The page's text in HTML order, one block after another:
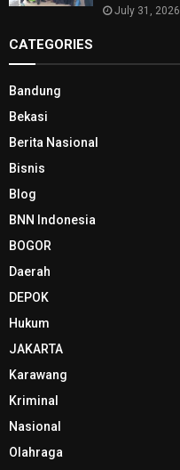
July 31, 2026
CATEGORIES
Bandung
Bekasi
Berita Nasional
Bisnis
Blog
BNN Indonesia
BOGOR
Daerah
DEPOK
Hukum
JAKARTA
Karawang
Kriminal
Nasional
Olahraga